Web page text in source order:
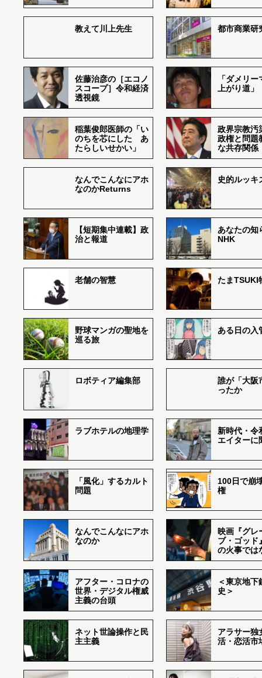
教えて川上先生 都市商業研
佐藤治彦の［エコノ
スコープ］令和経済
透視鏡
「ダメリ
上がり道」
稲葉俊郎医師の「い
のちを芯にした あ
たらしいせかい」
政界宗教汚
政権と問題
な共存関係
なんでこんなにアホ
なのかReturns
史的ルッキ
【短期集中連載】政
治と報道
あなたの知
NHK
老舗の智慧 たまTSUKI
野球マンガの聖地を
巡る旅
ある日の入
ロボティア編集部
誰が「大阪
ったか
ラブホテルの地理学
新時代・令
エイターに
「風化」するカルト
問題
100日で崩
権
なんでこんなにアホ
なのか
映画『グレ
ブ・ゴッド
の火事では
アフター・コロナの
世界・デジタル権威
主義の台頭
＜東京地下
史＞
ネット世論操作と民
主主義
アラサー独
活・恋活市